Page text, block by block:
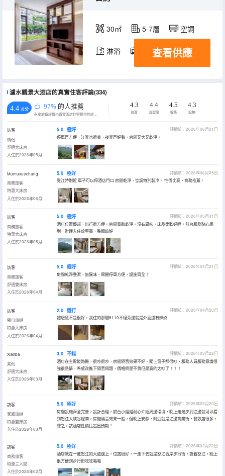
30㎡ 5-7層 空調
淋浴 電視機
查看供應
瀘水觀景大酒店的真實住客評論(334)
4.4 /5分 97% 的人推薦
永安旅遊評價由真實酒店住客提供的評價。
4.3
位置
4.4
清潔度
4.5
服務
4.3
設施
訪客
情侶
舒適大床房
入住於2026年05月
5.0 極好
評價於：2026年06月21日
停車巨方便，江景也很美，夜景巨好看，房間又大又乾淨。
Mumuxuechang
商務旅客
特惠大床房
入住於2026年06月
5.0 極好
評價於：2026年06月05日
靠江特別近 車子可以停酒店門口 房間乾淨，空調特別製冷。 性價比高，商務推薦。
訪客
商務旅客
特惠大床房
入住於2026年05月
5.0 極好
評價於：2026年05月31日
酒店位置優越，出行很方便。房間寬敞乾淨，沒有異味，床品柔軟好睡。前台服務貼心周
到，辦理入住效率高，整體較好
訪客
商務旅客
舒適雙床房
入住於2026年04月
5.0 極好
評價於：2026年04月21日
房間乾淨整潔，無異味，周邊停車方便，設施齊全！
訪客
獨自旅遊
特惠大床房
入住於2026年04月
2.0 還行
評價於：2026年04月20日
體驗感不是很好，我住的那間8110不僅旁邊就是外面還有蟑螂
Xialiba
其他
舒適大床房
入住於2026年03月
3.0 不錯
評價於：2026年03月22日
酒店在主幹道路邊，很吵很吵，房間隔音效果不好，關上窗子都很吵，服務人員服務意識很
強很熱情，希望改進下隔音問題，價格倒是不貴但是真的太吵了！！！
訪客
家庭旅遊
特惠雙床房
入住於2026年03月
5.0 極好
評價於：2026年03月20日
房間設施齊全完善，設計合理，前台小姐姐耐心介紹周邊環境，晚上走幾步到江邊就可以看
到怒江大峽谷燈牌，房間隔音效果一般，但晚上安靜，附近就是江邊商業街，餐飲店很多，
總之，該酒店性價比超出預期！
訪客
商務旅客
特惠三人間
入住於2026年02月
5.0 極好
評價於：2026年02月22日
酒店就在一進怒江的大道邊上，位置很好，一走下去就是怒江西岸步行街，靠着怒江，晚上
很方便到步行街吃吃喝喝